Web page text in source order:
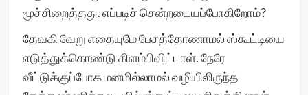
மூச்சிறைத்தது. எப்படிச் சென்றடையப்போகிறோம்?
தேவகி வேறு எதையுமே பேசத்தோணாமல் ஸ்கூட்டியை
எடுத்துக்கொண்டு கிளம்பிவிட்டாள். நேரே
வீட்டுக்குப்போக மனமில்லாமல் வழியிலிருந்த